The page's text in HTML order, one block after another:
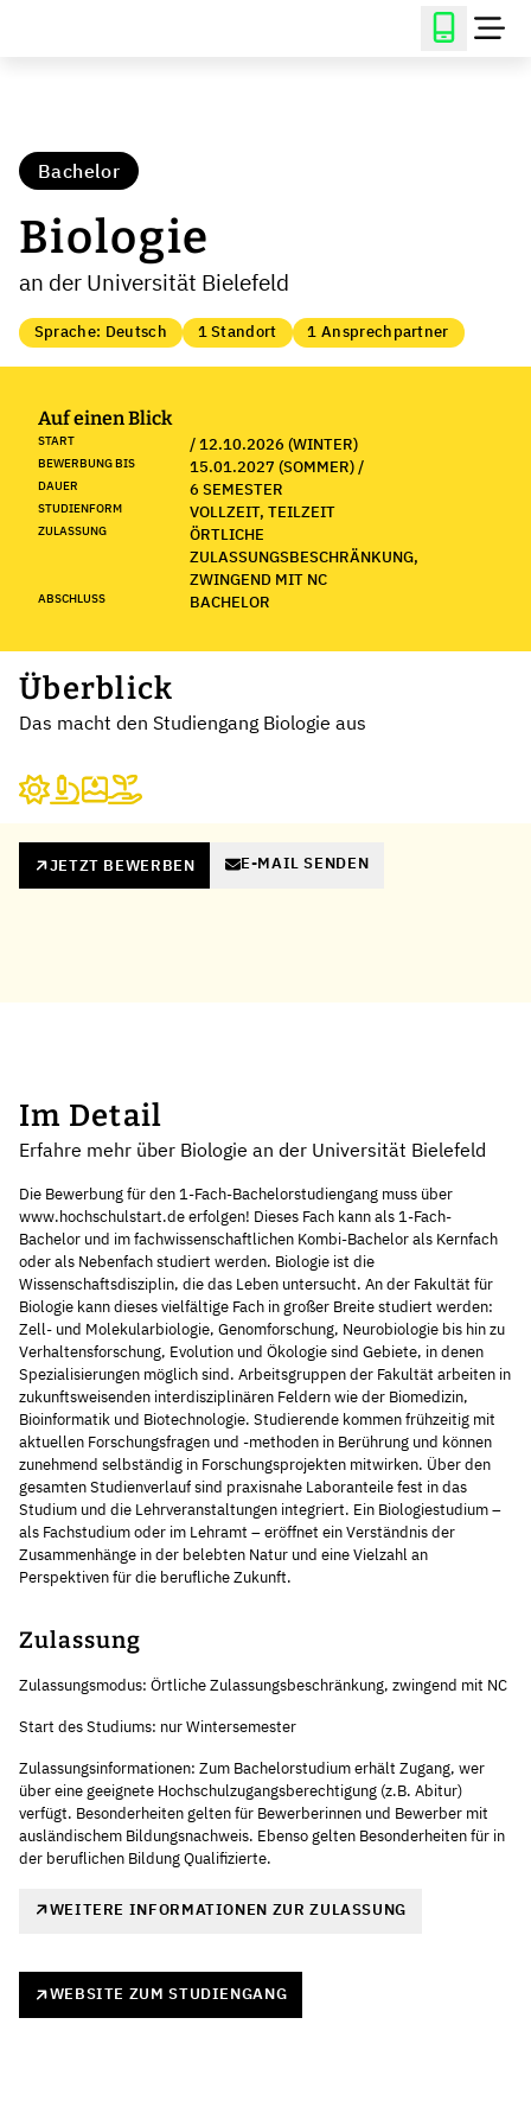
Bachelor
Biologie
an der Universität Bielefeld
Sprache: Deutsch 1 Standort 1 Ansprechpartner
Auf einen Blick
START / 12.10.2026 (WINTER)
BEWERBUNG BIS 15.01.2027 (SOMMER) /
DAUER 6 SEMESTER
STUDIENFORM VOLLZEIT, TEILZEIT
ZULASSUNG
ÖRTLICHE
ZULASSUNGSBESCHRÄNKUNG,
ZWINGEND MIT NC
ABSCHLUSS BACHELOR
Überblick
Das macht den Studiengang Biologie aus
JETZT BEWERBEN E-MAIL SENDEN
Im Detail
Erfahre mehr über Biologie an der Universität Bielefeld
Die Bewerbung für den 1-Fach-Bachelorstudiengang muss über
www.hochschulstart.de erfolgen! Dieses Fach kann als 1-Fach-
Bachelor und im fachwissenschaftlichen Kombi-Bachelor als Kernfach
oder als Nebenfach studiert werden. Biologie ist die
Wissenschaftsdisziplin, die das Leben untersucht. An der Fakultät für
Biologie kann dieses vielfältige Fach in großer Breite studiert werden:
Zell- und Molekularbiologie, Genomforschung, Neurobiologie bis hin zu
Verhaltensforschung, Evolution und Ökologie sind Gebiete, in denen
Spezialisierungen möglich sind. Arbeitsgruppen der Fakultät arbeiten in
zukunftsweisenden interdisziplinären Feldern wie der Biomedizin,
Bioinformatik und Biotechnologie. Studierende kommen frühzeitig mit
aktuellen Forschungsfragen und -methoden in Berührung und können
zunehmend selbständig in Forschungsprojekten mitwirken. Über den
gesamten Studienverlauf sind praxisnahe Laboranteile fest in das
Studium und die Lehrveranstaltungen integriert. Ein Biologiestudium –
als Fachstudium oder im Lehramt – eröffnet ein Verständnis der
Zusammenhänge in der belebten Natur und eine Vielzahl an
Perspektiven für die berufliche Zukunft.
Zulassung
Zulassungsmodus: Örtliche Zulassungsbeschränkung, zwingend mit NC
Start des Studiums: nur Wintersemester
Zulassungsinformationen: Zum Bachelorstudium erhält Zugang, wer
über eine geeignete Hochschulzugangsberechtigung (z.B. Abitur)
verfügt. Besonderheiten gelten für Bewerberinnen und Bewerber mit
ausländischem Bildungsnachweis. Ebenso gelten Besonderheiten für in
der beruflichen Bildung Qualifizierte.
WEITERE INFORMATIONEN ZUR ZULASSUNG
WEBSITE ZUM STUDIENGANG